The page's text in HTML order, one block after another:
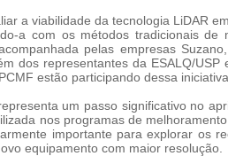
a viabilidade da tecnologia LiDAR
a com os métodos tradicionais de
pelas empresas Suzano,
dos representantes da ESALQ/USP
estão participando dessa iniciativa.
um passo significativo no
nos programas de melhoramento
importante para explorar os
equipamento com maior resolução.